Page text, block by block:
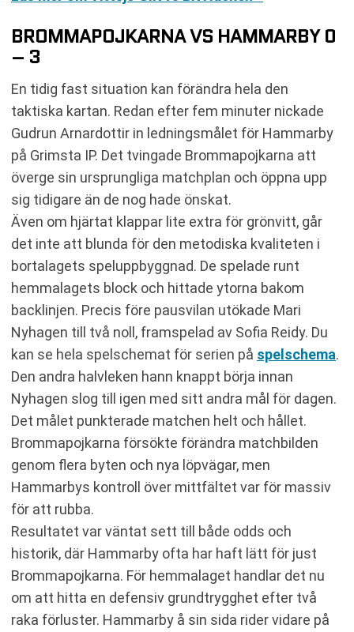
BROMMAPOJKARNA VS HAMMARBY 0
– 3
En tidig fast situation kan förändra hela den
taktiska kartan. Redan efter fem minuter nickade
Gudrun Arnardottir in ledningsmålet för Hammarby
på Grimsta IP. Det tvingade Brommapojkarna att
överge sin ursprungliga matchplan och öppna upp
sig tidigare än de nog hade önskat.
Även om hjärtat klappar lite extra för grönvitt, går
det inte att blunda för den metodiska kvaliteten i
bortalagets speluppbyggnad. De spelade runt
hemmalagets block och hittade ytorna bakom
backlinjen. Precis före pausvilan utökade Mari
Nyhagen till två noll, framspelad av Sofia Reidy. Du
kan se hela spelschemat för serien på spelschema.
Den andra halvleken hann knappt börja innan
Nyhagen slog till igen med sitt andra mål för dagen.
Det målet punkterade matchen helt och hållet.
Brommapojkarna försökte förändra matchbilden
genom flera byten och nya löpvägar, men
Hammarbys kontroll över mittfältet var för massiv
för att rubba.
Resultatet var väntat sett till både odds och
historik, där Hammarby ofta har haft lätt för just
Brommapojkarna. För hemmalaget handlar det nu
om att hitta en defensiv grundtrygghet efter två
raka förluster. Hammarby å sin sida rider vidare på